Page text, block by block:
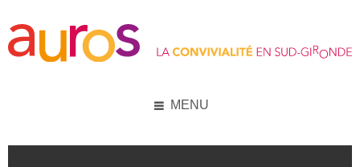
content
left
sidebar
footer
MENU